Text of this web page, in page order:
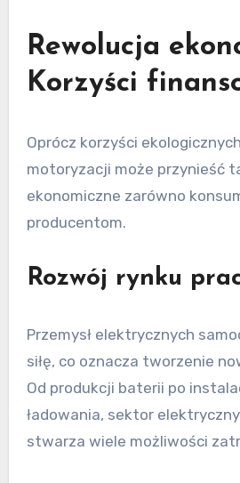
Rewolucja
Korzyści
Oprócz korzyści
motoryzacji może przynieść
ekonomiczne zarówno
producentom.
Rozwój rynku
Przemysł elektrycznych
siłę, co oznacza tworzenie
Od produkcji baterii po
ładowania, sektor
stwarza wiele możliwości